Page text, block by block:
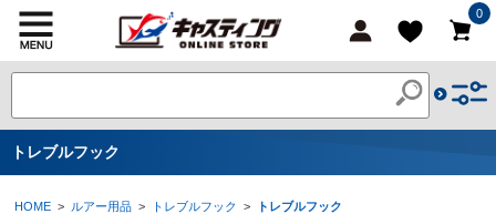
0
トレブルフック
HOME > ルアー用品 > トレブルフック > トレブルフック